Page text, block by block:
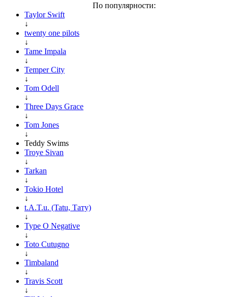
По популярности:
Taylor Swift
↓
twenty one pilots
↓
Tame Impala
↓
Temper City
↓
Tom Odell
↓
Three Days Grace
↓
Tom Jones
↓
Teddy Swims
Troye Sivan
↓
Tarkan
↓
Tokio Hotel
↓
t.A.T.u. (Tatu, Тату)
↓
Type O Negative
↓
Toto Cutugno
↓
Timbaland
↓
Travis Scott
↓